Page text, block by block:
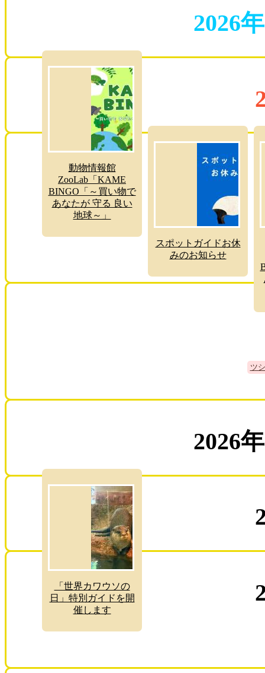
2026
動物情報館
ZooLab「KAME
BINGO「～買い物で
あなたが 守る 良い
地球～」
スポットガイドお休
みのお知らせ
ツ
2026
「世界カワウソの
日」特別ガイドを開
催します